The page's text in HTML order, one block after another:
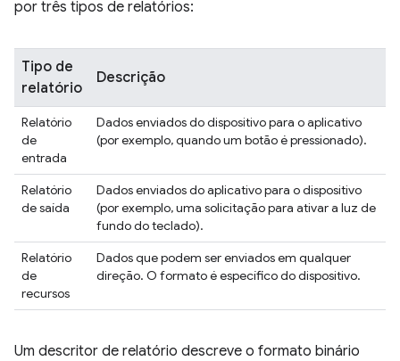
por três tipos de relatórios:
Tipo de
relatório
Descrição
Relatório
de
entrada
Dados enviados do dispositivo para o aplicativo
(por exemplo, quando um botão é pressionado).
Relatório
de saída
Dados enviados do aplicativo para o dispositivo
(por exemplo, uma solicitação para ativar a luz de
fundo do teclado).
Relatório
de
recursos
Dados que podem ser enviados em qualquer
direção. O formato é específico do dispositivo.
Um descritor de relatório descreve o formato binário